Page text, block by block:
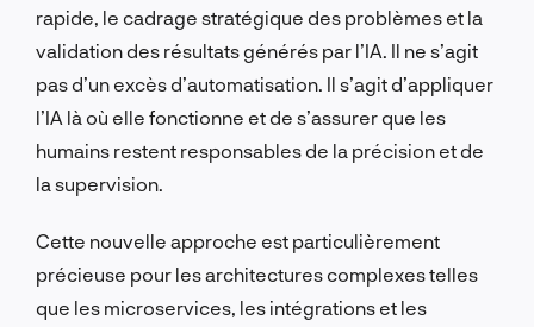
rapide, le cadrage stratégique des problèmes et la
validation des résultats générés par l’IA. Il ne s’agit
pas d’un excès d’automatisation. Il s’agit d’appliquer
l’IA là où elle fonctionne et de s’assurer que les
humains restent responsables de la précision et de
la supervision.
Cette nouvelle approche est particulièrement
précieuse pour les architectures complexes telles
que les microservices, les intégrations et les